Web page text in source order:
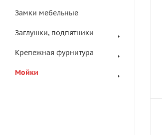
Замки мебельные
Заглушки, подпятники
Крепежная фурнитура
Мойки